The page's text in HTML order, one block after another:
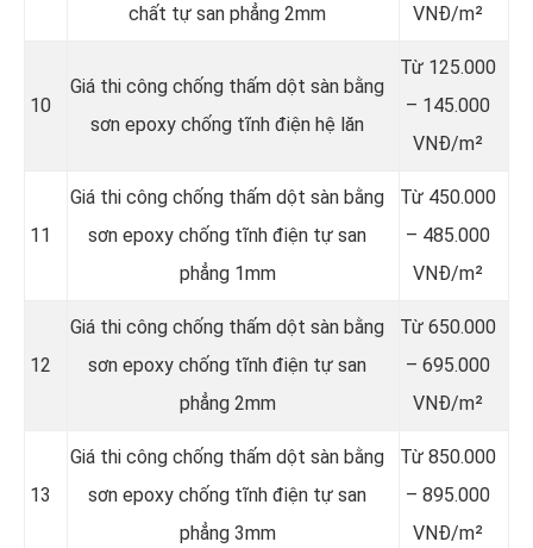
chất tự san phẳng 2mm
VNĐ/m²
10
Giá thi công chống thấm dột sàn bằng
sơn epoxy chống tĩnh điện hệ lăn
Từ 125.000
– 145.000
VNĐ/m²
11
Giá thi công chống thấm dột sàn bằng
sơn epoxy chống tĩnh điện tự san
phẳng 1mm
Từ 450.000
– 485.000
VNĐ/m²
12
Giá thi công chống thấm dột sàn bằng
sơn epoxy chống tĩnh điện tự san
phẳng 2mm
Từ 650.000
– 695.000
VNĐ/m²
13
Giá thi công chống thấm dột sàn bằng
sơn epoxy chống tĩnh điện tự san
phẳng 3mm
Từ 850.000
– 895.000
VNĐ/m²